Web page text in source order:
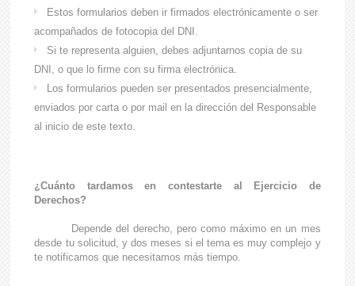
Estos formularios deben ir firmados electrónicamente o ser
acompañados de fotocopia del DNI.
Si te representa alguien, debes adjuntarnos copia de su
DNI, o que lo firme con su firma electrónica.
Los formularios pueden ser presentados presencialmente,
enviados por carta o por mail en la dirección del Responsable
al inicio de este texto.
¿Cuánto tardamos en contestarte al Ejercicio de
Derechos?
Depende del derecho, pero como máximo en un mes
desde tu solicitud, y dos meses si el tema es muy complejo y
te notificamos que necesitamos más tiempo.